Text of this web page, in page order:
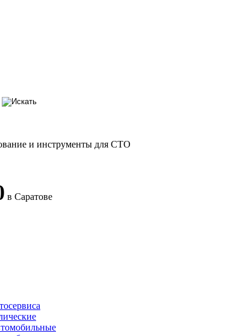
и инструменты для СТО
в Саратове